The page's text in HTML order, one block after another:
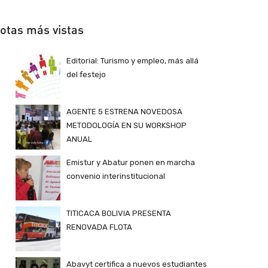
más vistas
Editorial: Turismo y empleo, más allá
del festejo
AGENTE 5 ESTRENA NOVEDOSA
METODOLOGÍA EN SU WORKSHOP
ANUAL
Emistur y Abatur ponen en marcha
convenio interinstitucional
TITICACA BOLIVIA PRESENTA
RENOVADA FLOTA
Abavyt certifica a nuevos estudiantes